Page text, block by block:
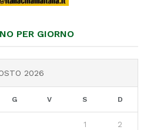
PER GIORNO
2026
G V S D
1 2